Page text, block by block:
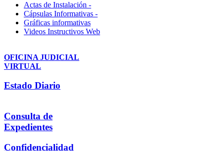
Actas de Instalación -
Cápsulas Informativas -
Gráficas informativas
Videos Instructivos Web
OFICINA JUDICIAL
VIRTUAL
Estado Diario
Consulta de
Expedientes
Confidencialidad